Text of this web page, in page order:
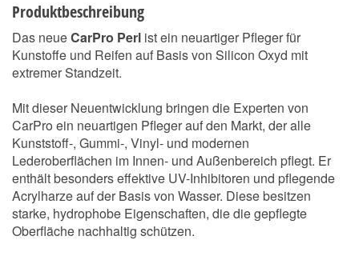
Produktbeschreibung
Das neueCarPro Perl ist ein neuartiger Pfleger für
Kunstoffe und Reifen auf Basis von Silicon Oxyd mit
extremer Standzeit.
Mit dieser Neuentwicklung bringen die Experten von
CarPro ein neuartigen Pfleger auf den Markt, der alle
Kunststoff-, Gummi-, Vinyl- und modernen
Lederoberflächen im Innen- und Außenbereich pflegt. Er
enthält besonders effektive UV-Inhibitoren und pflegende
Acrylharze auf der Basis von Wasser. Diese besitzen
starke, hydrophobe Eigenschaften, die die gepflegte
Oberfläche nachhaltig schützen.